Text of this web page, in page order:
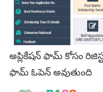
అప్లికేషన్ ఫామ్ కోసం
ఫామ్ ఓపెన్ అవుతుంది